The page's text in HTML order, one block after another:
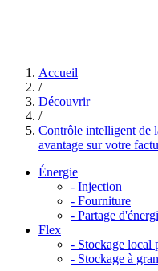
Accueil
/
Découvrir
/
Contrôle intelligent de
avantage sur votre
Énergie
- Injection
- Fourniture
- Partage
Flex
- Stockage local
- Stockage à